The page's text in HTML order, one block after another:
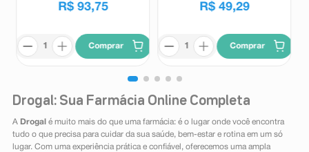
R$ 93,75
Comprar
R$ 49,29
Comprar
Drogal: Sua Farmácia Online Completa
A Drogal é muito mais do que uma farmácia: é o lugar onde você encontra
tudo o que precisa para cuidar da sua saúde, bem-estar e rotina em um só
lugar. Com uma experiência prática e confiável, oferecemos uma ampla